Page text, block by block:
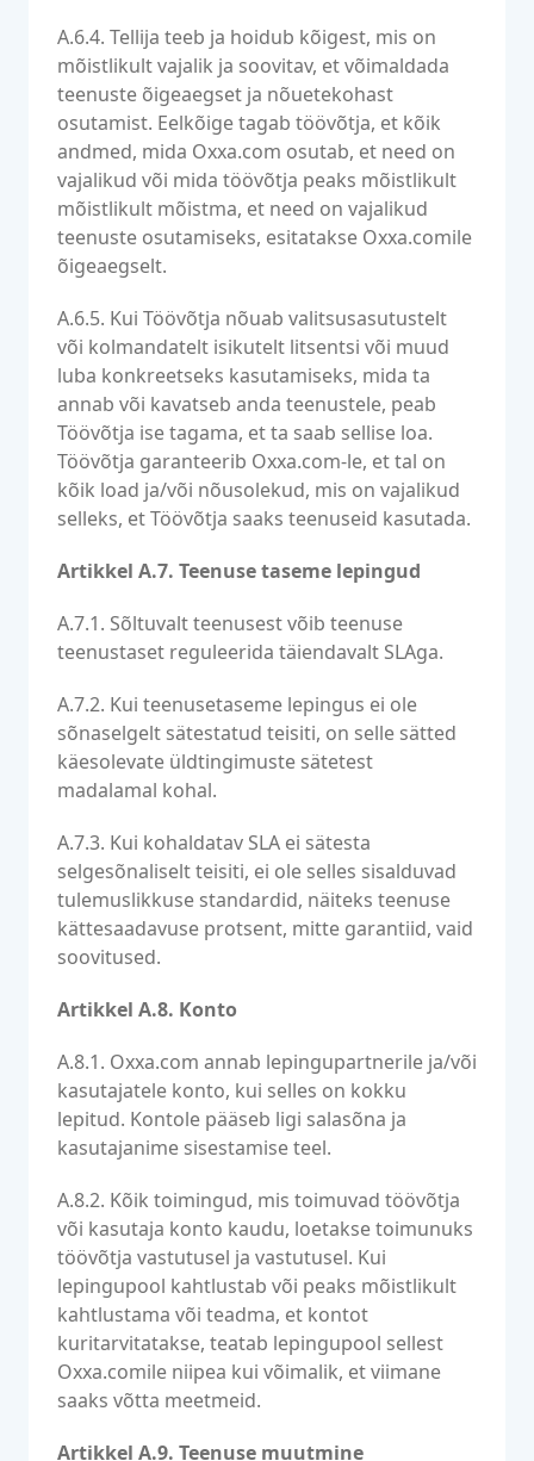
A.6.4. Tellija teeb ja hoidub kõigest, mis on
mõistlikult vajalik ja soovitav, et võimaldada
teenuste õigeaegset ja nõuetekohast
osutamist. Eelkõige tagab töövõtja, et kõik
andmed, mida Oxxa.com osutab, et need on
vajalikud või mida töövõtja peaks mõistlikult
mõistlikult mõistma, et need on vajalikud
teenuste osutamiseks, esitatakse Oxxa.comile
õigeaegselt.
A.6.5. Kui Töövõtja nõuab valitsusasutustelt
või kolmandatelt isikutelt litsentsi või muud
luba konkreetseks kasutamiseks, mida ta
annab või kavatseb anda teenustele, peab
Töövõtja ise tagama, et ta saab sellise loa.
Töövõtja garanteerib Oxxa.com-le, et tal on
kõik load ja/või nõusolekud, mis on vajalikud
selleks, et Töövõtja saaks teenuseid kasutada.
Artikkel A.7. Teenuse taseme lepingud
A.7.1. Sõltuvalt teenusest võib teenuse
teenustaset reguleerida täiendavalt SLAga.
A.7.2. Kui teenusetaseme lepingus ei ole
sõnaselgelt sätestatud teisiti, on selle sätted
käesolevate üldtingimuste sätetest
madalamal kohal.
A.7.3. Kui kohaldatav SLA ei sätesta
selgesõnaliselt teisiti, ei ole selles sisalduvad
tulemuslikkuse standardid, näiteks teenuse
kättesaadavuse protsent, mitte garantiid, vaid
soovitused.
Artikkel A.8. Konto
A.8.1. Oxxa.com annab lepingupartnerile ja/või
kasutajatele konto, kui selles on kokku
lepitud. Kontole pääseb ligi salasõna ja
kasutajanime sisestamise teel.
A.8.2. Kõik toimingud, mis toimuvad töövõtja
või kasutaja konto kaudu, loetakse toimunuks
töövõtja vastutusel ja vastutusel. Kui
lepingupool kahtlustab või peaks mõistlikult
kahtlustama või teadma, et kontot
kuritarvitatakse, teatab lepingupool sellest
Oxxa.comile niipea kui võimalik, et viimane
saaks võtta meetmeid.
Artikkel A.9. Teenuse muutmine